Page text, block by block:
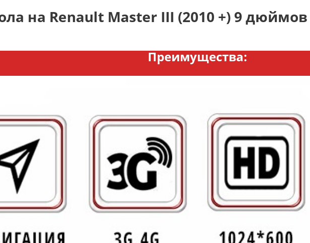
на Renault Master III (2010 +) 9 дюймов
Преимущества: